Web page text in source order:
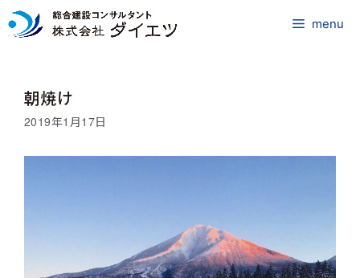
コ
ン
menu
朝焼け
2019年1月17日